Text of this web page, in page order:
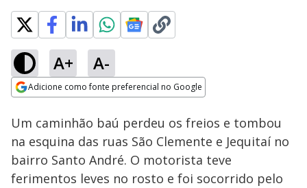
A+ A-
Adicione como fonte preferencial no Google
Ativar
Loaded
35.12%
Um caminhão baú perdeu os freios e tombou
na esquina das ruas São Clemente e Jequitaí no
bairro Santo André. O motorista teve
ferimentos leves no rosto e foi socorrido pelo